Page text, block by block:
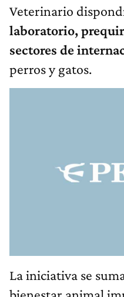
Veterinario
laboratorio,
sectores de
perros y gatos.
La iniciativa se